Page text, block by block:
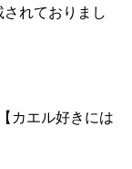
れておりまし
カエル好きには